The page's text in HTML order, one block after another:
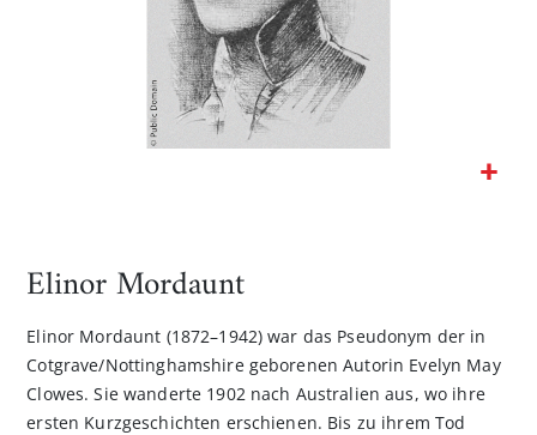
Bildgalerie
Elinor Mordaunt
Elinor Mordaunt (1872–1942) war das Pseudonym der in
Cotgrave/Nottinghamshire geborenen Autorin Evelyn May
Clowes. Sie wanderte 1902 nach Australien aus, wo ihre
ersten Kurzgeschichten erschienen. Bis zu ihrem Tod